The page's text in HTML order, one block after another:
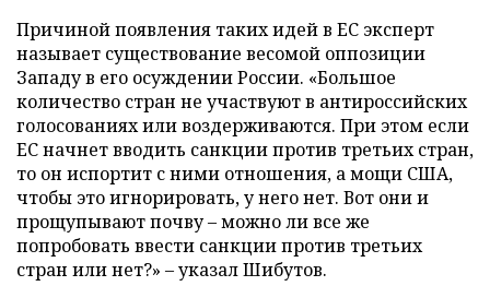
Причиной появления таких идей в ЕС эксперт
называет существование весомой оппозиции
Западу в его осуждении России. «Большое
количество стран не участвуют в антироссийских
голосованиях или воздерживаются. При этом если
ЕС начнет вводить санкции против третьих стран,
то он испортит с ними отношения, а мощи США,
чтобы это игнорировать, у него нет. Вот они и
прощупывают почву – можно ли все же
попробовать ввести санкции против третьих
стран или нет?» – указал Шибутов.